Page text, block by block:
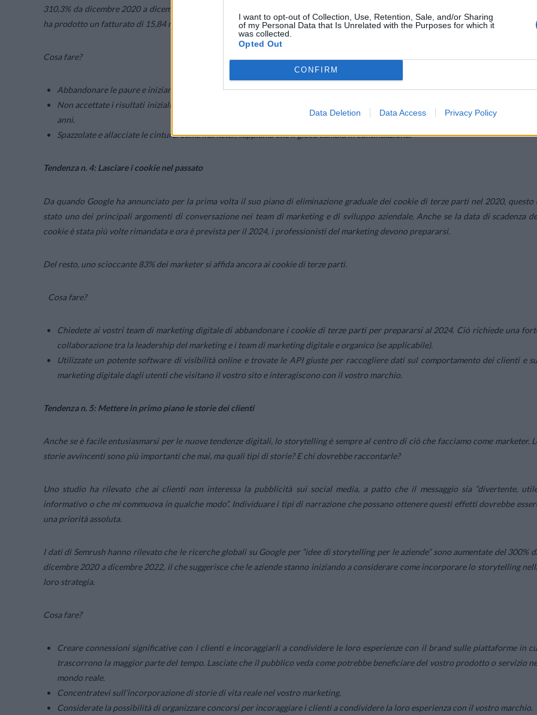
I want to opt-out of Collection, Use, Retention, Sale, and/or Sharing
of my Personal Data that Is Unrelated with the Purposes for which it
was collected.
Opted Out
CONFIRM
Data Deletion Data Access Privacy Policy
310,3% da dicembre 2020 a dicembre 2022. La domanda di IA nel marketing è alle stelle. Secondo Statista, nel 2021 il mercato dell’IA
ha prodotto un fatturato di 15,84 miliardi di dollari. Si prevede un aumento a 107,5 miliardi entro il 2028.
Cosa fare?
Abbandonare le paure e iniziare subito a utilizzare l’IA: più si impara, più si può sfruttare e risparmiare tempo.
Non accettate i risultati iniziali o successivi, probabilmente avremo bisogno di esseri umani per correggere la rotta nei prossimi 2-3
anni.
Spazzolate e allacciate le cinture: come marketer, sappiamo che il gioco cambia in continuazione.
Tendenza n. 4: Lasciare i cookie nel passato
Da quando Google ha annunciato per la prima volta il suo piano di eliminazione graduale dei cookie di terze parti nel 2020, questo
stato uno dei principali argomenti di conversazione nei team di marketing e di sviluppo aziendale. Anche se la data di scadenza
cookie è stata più volte rimandata e ora è prevista per il 2024, i professionisti del marketing devono prepararsi.
Del resto, uno scioccante 83% dei marketer si affida ancora ai cookie di terze parti.
Cosa fare?
Chiedete ai vostri team di marketing digitale di abbandonare i cookie di terze parti per prepararsi al 2024. Ciò richiede una
collaborazione tra la leadership del marketing e i team di marketing digitale e organico (se applicabile).
Utilizzate un potente software di visibilità online e trovate le API giuste per raccogliere dati sul comportamento dei clienti e
marketing digitale dagli utenti che visitano il vostro sito e interagiscono con il vostro marchio.
Tendenza n. 5: Mettere in primo piano le storie dei clienti
Anche se è facile entusiasmarsi per le nuove tendenze digitali, lo storytelling è sempre al centro di ciò che facciamo come marketer.
storie avvincenti sono più importanti che mai, ma quali tipi di storie? E chi dovrebbe raccontarle?
Uno studio ha rilevato che ai clienti non interessa la pubblicità sui social media, a patto che il messaggio sia “divertente,
informativo o che mi commuova in qualche modo”. Individuare i tipi di narrazione che possano ottenere questi effetti dovrebbe
una priorità assoluta.
I dati di Semrush hanno rilevato che le ricerche globali su Google per “idee di storytelling per le aziende” sono aumentate del 300%
dicembre 2020 a dicembre 2022, il che suggerisce che le aziende stanno iniziando a considerare come incorporare lo storytelling
loro strategia.
Cosa fare?
Creare connessioni significative con i clienti e incoraggiarli a condividere le loro esperienze con il brand sulle piattaforme in
trascorrono la maggior parte del tempo. Lasciate che il pubblico veda come potrebbe beneficiare del vostro prodotto o servizio
mondo reale.
Concentratevi sull’incorporazione di storie di vita reale nel vostro marketing.
Considerate la possibilità di organizzare concorsi per incoraggiare i clienti a condividere la loro esperienza con il vostro marchio.